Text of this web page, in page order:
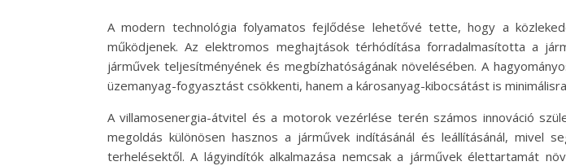
A modern technológia folyamatos fejlődése lehetővé tette, hogy a
működjenek. Az elektromos meghajtások térhódítása forradalmasította a
járművek teljesítményének és megbízhatóságának növelésében. A
üzemanyag-fogyasztást csökkenti, hanem a károsanyag-kibocsátást is
A villamosenergia-átvitel és a motorok vezérlése terén számos innováció
megoldás különösen hasznos a járművek indításánál és leállításánál,
terhelésektől. A lágyindítók alkalmazása nemcsak a járművek élettartamát